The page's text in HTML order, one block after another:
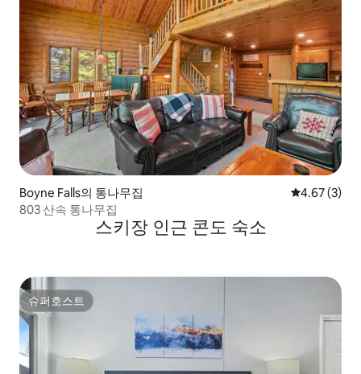
Boyne Falls의 통나무집 평점 4.67점
4.67 (3)
803 산속 통나무집
스키장 인근 콘도 숙소
슈퍼호스트
슈퍼호스트